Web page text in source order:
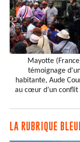
Mayotte
témoignage
habitante, Aude
au cœur d’un conflit
LA RUBRIQUE